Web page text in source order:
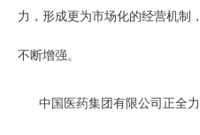
力，形成更为市场化的经营机制
不断增强。
中国医药集团有限公司正全